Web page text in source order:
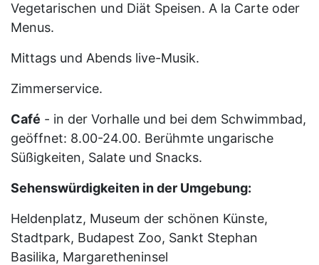
Vegetarischen und Diät Speisen. A la Carte oder
Menus.
Mittags und Abends live-Musik.
Zimmerservice.
Café - in der Vorhalle und bei dem Schwimmbad,
geöffnet: 8.00-24.00. Berühmte ungarische
Süßigkeiten, Salate und Snacks.
Sehenswürdigkeiten in der Umgebung:
Heldenplatz, Museum der schönen Künste,
Stadtpark, Budapest Zoo, Sankt Stephan
Basilika, Margaretheninsel